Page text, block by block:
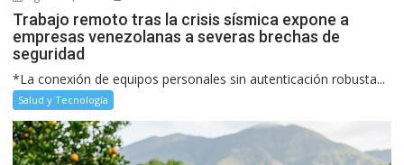
Trabajo remoto tras la crisis sísmica expone a
empresas venezolanas a severas brechas de
seguridad
*La conexión de equipos personales sin autenticación robusta...
Salud y Tecnología